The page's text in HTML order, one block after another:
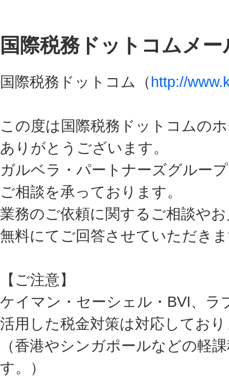
国際税務ドットコムメ
国際税務ドットコム（http://
この度は国際税務ドットコムの
ありがとうございます。
ガルベラ・パートナーズグルー
ご相談を承っております。
業務のご依頼に関するご相談や
無料にてご回答させていただき
【ご注意】
ケイマン・セーシェル・BVI、ラ
活用した税金対策は対応してお
（香港やシンガポールなどの軽
す。）